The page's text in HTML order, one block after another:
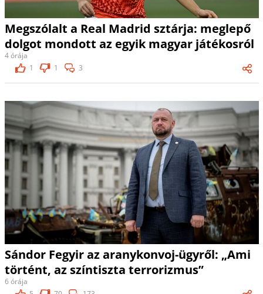
Megszólalt a Real Madrid sztárja: meglepő
dolgot mondott az egyik magyar játékosról
4 órája
1
1 3
Sándor Fegyir az aranykonvoj-ügyről: „Ami
történt, az színtiszta terrorizmus”
6 órája